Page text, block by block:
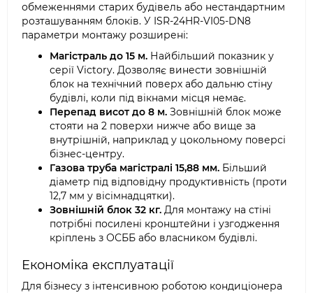
обмеженнями старих будівель або нестандартним
розташуванням блоків. У ISR-24HR-VI05-DN8
параметри монтажу розширені:
Магістраль до 15 м. Найбільший показник у
серії Victory. Дозволяє винести зовнішній
блок на технічний поверх або дальню стіну
будівлі, коли під вікнами місця немає.
Перепад висот до 8 м. Зовнішній блок може
стояти на 2 поверхи нижче або вище за
внутрішній, наприклад у цокольному поверсі
бізнес-центру.
Газова труба магістралі 15,88 мм. Більший
діаметр під відповідну продуктивність (проти
12,7 мм у вісімнадцятки).
Зовнішній блок 32 кг. Для монтажу на стіні
потрібні посилені кронштейни і узгодження
кріплень з ОСББ або власником будівлі.
Економіка експлуатації
Для бізнесу з інтенсивною роботою кондиціонера